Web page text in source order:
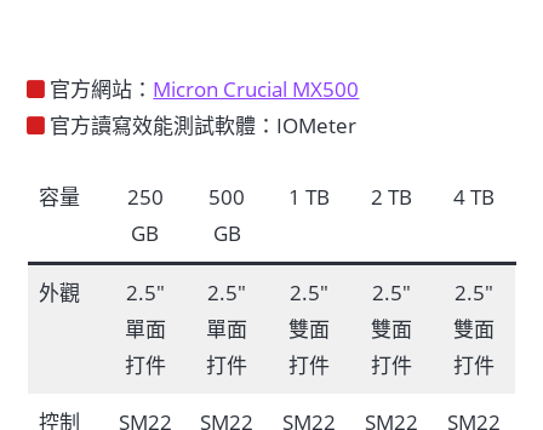
官方網站： Micron Crucial MX500
官方讀寫效能測試軟體：IOMeter
容量
250
GB
500
GB
1 TB 2 TB 4 TB
外觀
2.5″
單面
打件
2.5″
單面
打件
2.5″
雙面
打件
2.5″
雙面
打件
2.5″
雙面
打件
控制 SM22 SM22 SM22 SM22 SM22